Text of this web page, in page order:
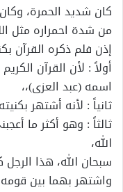
كان شديد الحمرة،
من شدة احمراره مثل
إذن فلم ذكره القرآن
‏أولاً : لأن القرآن
اسمه (عبد العزى)،،
ثانياً : لأنه أشتهر
ثالثاً : وهو أكثر ما
الله،
‏سبحان الله، هذا
واشتهر بهما بين